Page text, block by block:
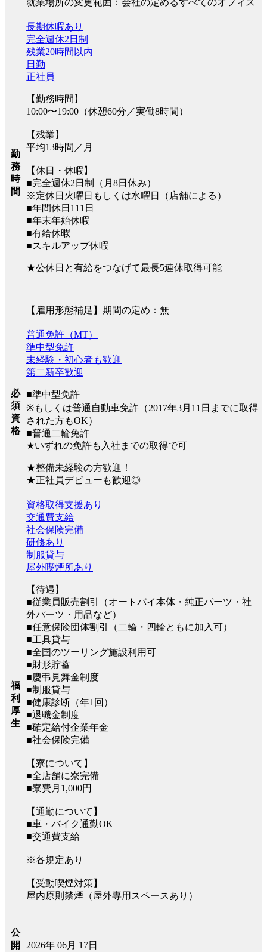
就業場所の変更範囲：会社の定めるすべてのオフィス
勤
務
時
間
長期休暇あり
完全週休2日制
残業20時間以内
日勤
正社員
【勤務時間】
10:00〜19:00（休憩60分／実働8時間）
【残業】
平均13時間／月
【休日・休暇】
■完全週休2日制（月8日休み）
※定休日火曜日もしくは水曜日（店舗による）
■年間休日111日
■年末年始休暇
■有給休暇
■スキルアップ休暇
★公休日と有給をつなげて最長5連休取得可能
【雇用形態補足】期間の定め：無
必
須
資
格
普通免許（MT）
準中型免許
未経験・初心者も歓迎
第二新卒歓迎
■準中型免許
※もしくは普通自動車免許（2017年3月11日までに取得
された方もOK）
■普通二輪免許
★いずれの免許も入社までの取得で可
★整備未経験の方歓迎！
★正社員デビューも歓迎◎
福
利
厚
生
資格取得支援あり
交通費支給
社会保険完備
研修あり
制服貸与
屋外喫煙所あり
【待遇】
■従業員販売割引（オートバイ本体・純正パーツ・社
外パーツ・用品など）
■任意保険団体割引（二輪・四輪ともに加入可）
■工具貸与
■全国のツーリング施設利用可
■財形貯蓄
■慶弔見舞金制度
■制服貸与
■健康診断（年1回）
■退職金制度
■確定給付企業年金
■社会保険完備
【寮について】
■全店舗に寮完備
■寮費月1,000円
【通勤について】
■車・バイク通勤OK
■交通費支給
※各規定あり
【受動喫煙対策】
屋内原則禁煙（屋外専用スペースあり）
公
開
2026年 06月 17日